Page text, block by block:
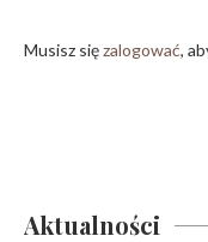
Musisz sięzalogować,
Aktualności